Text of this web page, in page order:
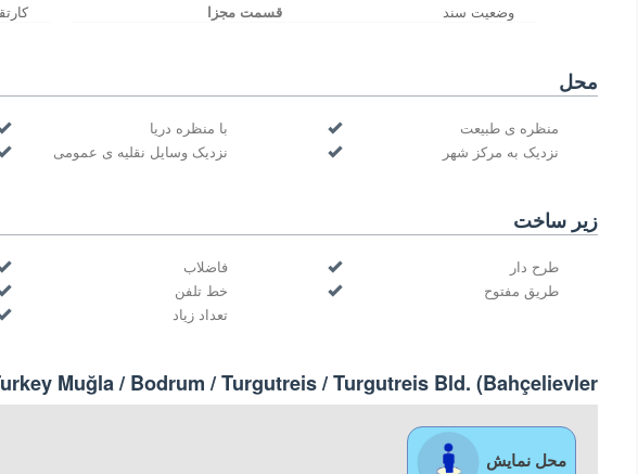
وضعیت سند قسمت مجزا
محل
با منظره دریا
منظره ی طبیعت
نزدیک وسایل نقلیه ی عمومی نزدیک به مرکز شهر
زیر ساخت
فاضلاب
طرح دار
خط تلفن
طريق مفتوح
تعداد زیاد
Muğla / Bodrum / Turgutreis/ Turgutreis Bld. (Bahçelievler
محل نمایش